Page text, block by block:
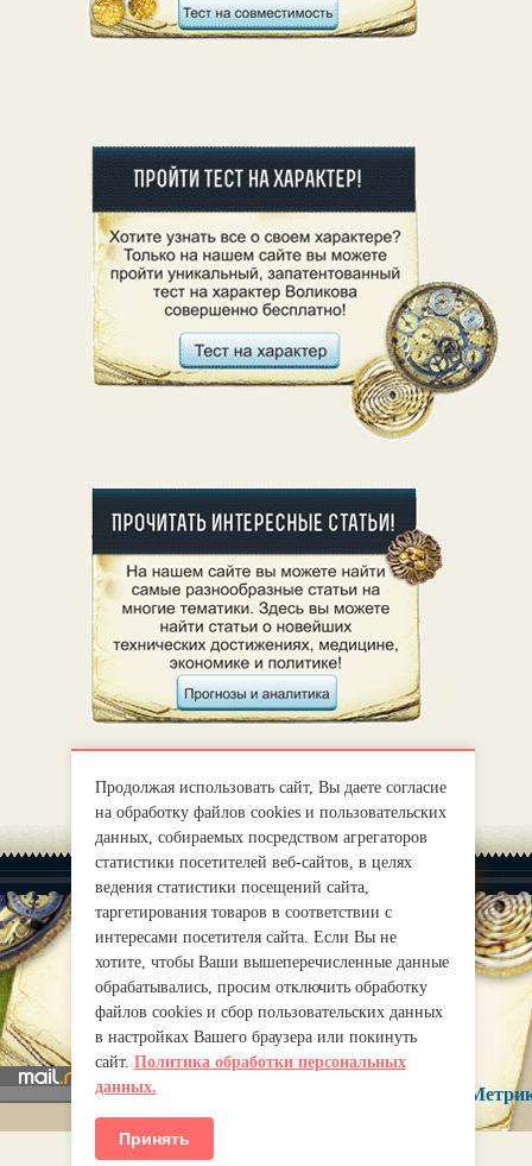
О нас
Правила
mirprognoz@mail.ru
Продолжая использовать сайт, Вы даете согласие
на обработку файлов cookies и пользовательских
данных, собираемых посредством агрегаторов
статистики посетителей веб-сайтов, в целях
ведения статистики посещений сайта,
таргетирования товаров в соответствии с
интересами посетителя сайта. Если Вы не
хотите, чтобы Ваши вышеперечисленные данные
обрабатывались, просим отключить обработку
файлов cookies и сбор пользовательских данных
в настройках Вашего браузера или покинуть
сайт. Политика обработки персональных
данных.
Принять